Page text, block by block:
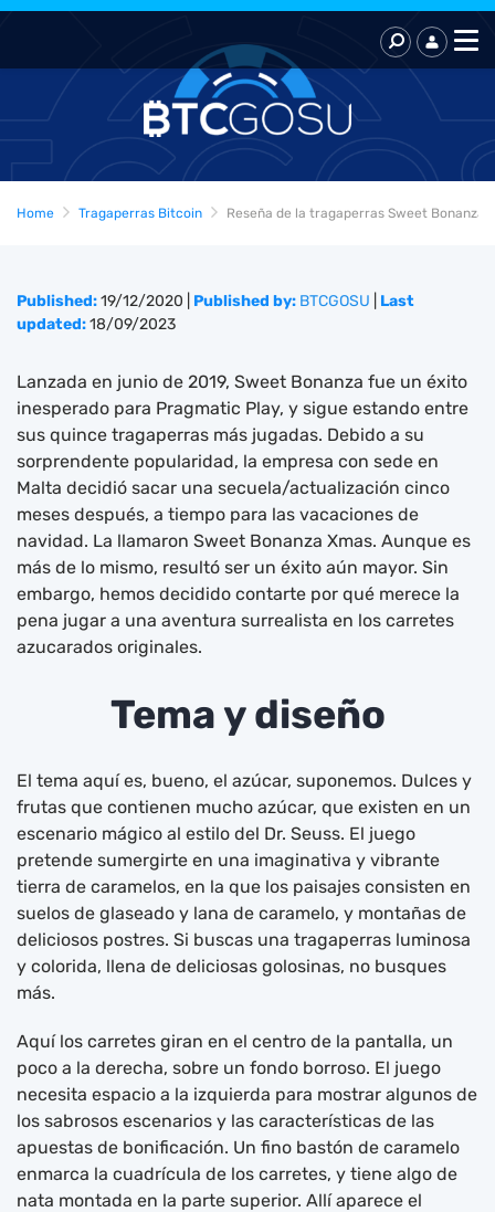
Home Tragaperras Bitcoin Reseña de la tragaperras Sweet Bonanza
Published:19/12/2020 Published by: BTCGOSU
Last
updated:18/09/2023
Lanzada en junio de 2019, Sweet Bonanza fue un éxito
inesperado para Pragmatic Play, y sigue estando entre
sus quince tragaperras más jugadas. Debido a su
sorprendente popularidad, la empresa con sede en
Malta decidió sacar una secuela/actualización cinco
meses después, a tiempo para las vacaciones de
navidad. La llamaron Sweet Bonanza Xmas. Aunque es
más de lo mismo, resultó ser un éxito aún mayor. Sin
embargo, hemos decidido contarte por qué merece la
pena jugar a una aventura surrealista en los carretes
azucarados originales.
Tema y diseño
El tema aquí es, bueno, el azúcar, suponemos. Dulces y
frutas que contienen mucho azúcar, que existen en un
escenario mágico al estilo del Dr. Seuss. El juego
pretende sumergirte en una imaginativa y vibrante
tierra de caramelos, en la que los paisajes consisten en
suelos de glaseado y lana de caramelo, y montañas de
deliciosos postres. Si buscas una tragaperras luminosa
y colorida, llena de deliciosas golosinas, no busques
más.
Aquí los carretes giran en el centro de la pantalla, un
poco a la derecha, sobre un fondo borroso. El juego
necesita espacio a la izquierda para mostrar algunos de
los sabrosos escenarios y las características de las
apuestas de bonificación. Un fino bastón de caramelo
enmarca la cuadrícula de los carretes, y tiene algo de
nata montada en la parte superior. Allí aparece el